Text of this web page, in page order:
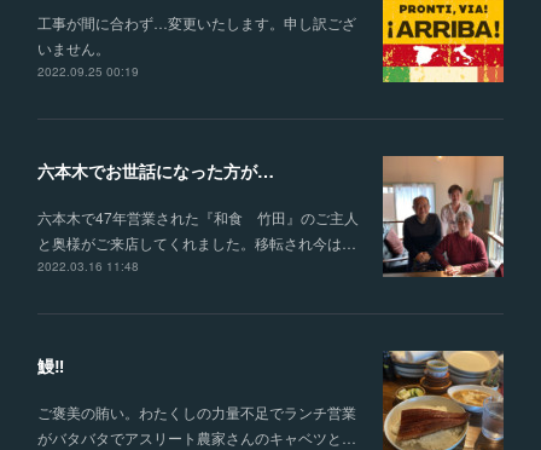
工事が間に合わず…変更いたします。申し訳ござ
いません。
2022.09.25 00:19
六本木でお世話になった方が…
六本木で47年営業された『和食 竹田』のご主人
と奥様がご来店してくれました。移転され今は…
2022.03.16 11:48
鰻‼️
ご褒美の賄い。わたくしの力量不足でランチ営業
がバタバタでアスリート農家さんのキャベツと…